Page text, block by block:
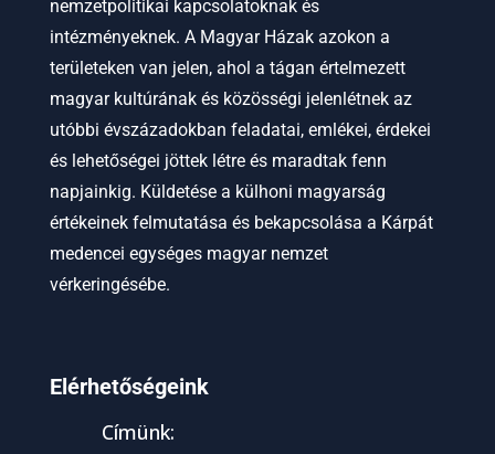
nemzetpolitikai kapcsolatoknak és
intézményeknek. A Magyar Házak azokon a
területeken van jelen, ahol a tágan értelmezett
magyar kultúrának és közösségi jelenlétnek az
utóbbi évszázadokban feladatai, emlékei, érdekei
és lehetőségei jöttek létre és maradtak fenn
napjainkig. Küldetése a külhoni magyarság
értékeinek felmutatása és bekapcsolása a Kárpát
medencei egységes magyar nemzet
vérkeringésébe.
Elérhetőségeink
Címünk: